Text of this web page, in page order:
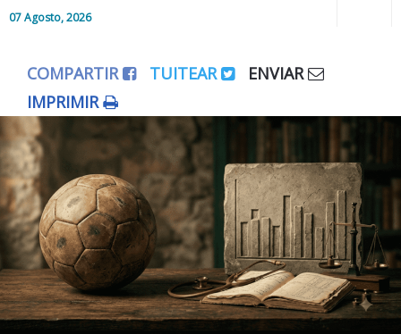
07 Agosto, 2026
Editorial
Nacional
Colaboradores
Internacional
Cultura
COMPARTIR TUITEAR
ENVIAR
IMPRIMIR